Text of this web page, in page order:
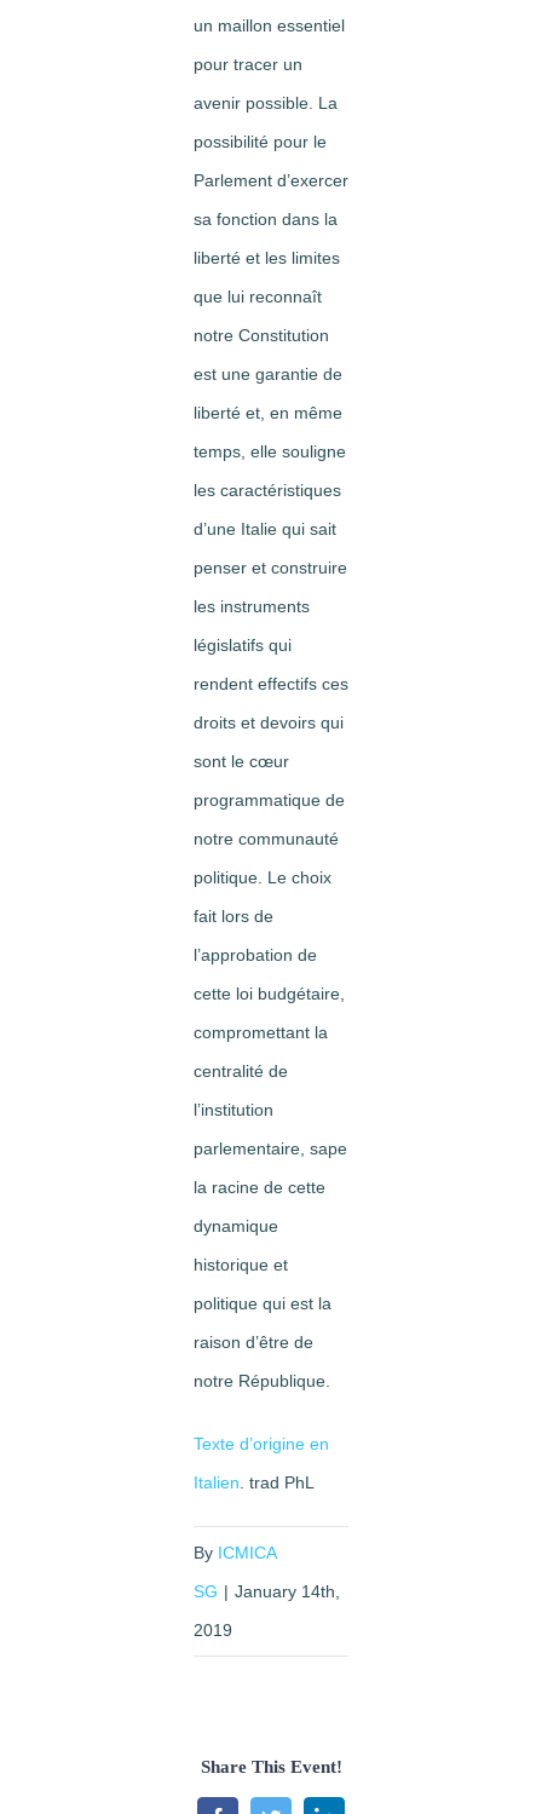
un maillon essentiel
pour tracer un
avenir possible. La
possibilité pour le
Parlement d’exercer
sa fonction dans la
liberté et les limites
que lui reconnaît
notre Constitution
est une garantie de
liberté et, en même
temps, elle souligne
les caractéristiques
d’une Italie qui sait
penser et construire
les instruments
législatifs qui
rendent effectifs ces
droits et devoirs qui
sont le cœur
programmatique de
notre communauté
politique. Le choix
fait lors de
l’approbation de
cette loi budgétaire,
compromettant la
centralité de
l’institution
parlementaire, sape
la racine de cette
dynamique
historique et
politique qui est la
raison d’être de
notre République.
Texte d’origine en
Italien. trad PhL
By ICMICA
SG | January 14th,
2019
Share This Event!